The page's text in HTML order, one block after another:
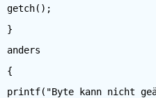
getch();
}
anders
{
printf("Byte kann nicht